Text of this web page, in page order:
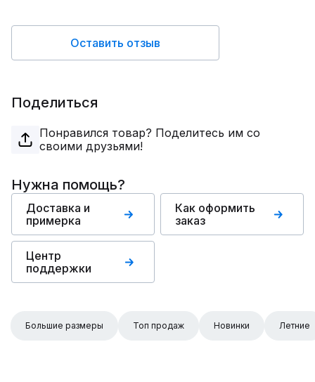
Оставить отзыв
Поделиться
Понравился товар? Поделитесь им со
своими друзьями!
Нужна помощь?
Доставка и
примерка
Как оформить
заказ
Центр
поддержки
Большие размеры Топ продаж Новинки Летние